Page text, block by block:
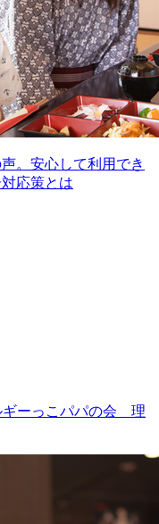
。安心して利用でき
応策とは
ーっこパパの会 理